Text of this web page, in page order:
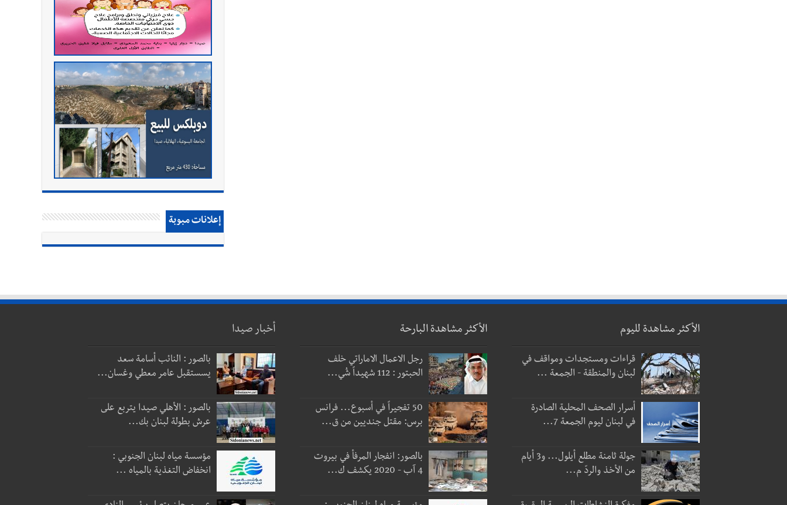
إعلانات مبوبة
الأكثر مشاهدة لليوم
قراءات ومستجدات ومواقف في
لبنان والمنطقة - الجمعة ...
أسرار الصحف المحلية الصادرة
في لبنان ليوم الجمعة 7...
جولة ثامنة مطلع أيلول... و3 أيام
من الأخذ والردّ م...
الأكثر مشاهدة البارحة
رجل الاعمال الاماراتي خلف
الحبتور : 112 شهيداً شُي...
50 تفجيراً في أسبوع... فرانس
برس: مقتل جنديين من ق...
بالصور: انفجار المرفأ في بيروت
4 آب - 2020 يكشف ك...
أخبار صيدا
بالصور : النائب أسامة سعد
يسستقبل عامر معطي وغسان...
بالصور : الأهلي صيدا يتربع على
عرش بطولة لبنان بك...
مؤسسة مياه لبنان الجنوبي :
انخفاض التغذية بالمياه ...